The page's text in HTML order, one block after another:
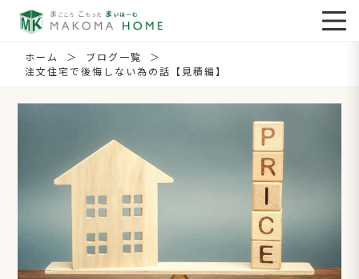
ホーム
ブログ一覧
注文住宅で後悔しない為の話【見積編】